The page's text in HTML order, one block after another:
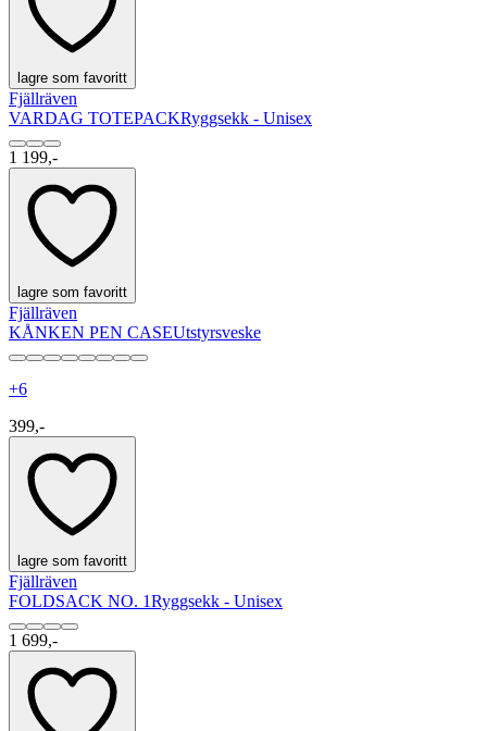
lagre som favoritt
Fjällräven
VARDAG TOTEPACKRyggsekk - Unisex
1 199,-
lagre som favoritt
Fjällräven
KÅNKEN PEN CASEUtstyrsveske
+6
399,-
lagre som favoritt
Fjällräven
FOLDSACK NO. 1Ryggsekk - Unisex
1 699,-